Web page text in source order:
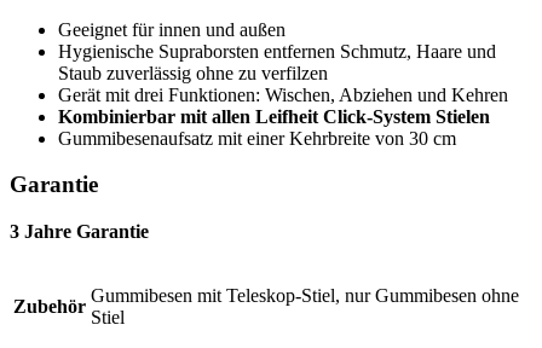
Geeignet für innen und außen
Hygienische Supraborsten entfernen Schmutz, Haare und
Staub zuverlässig ohne zu verfilzen
Gerät mit drei Funktionen: Wischen, Abziehen und Kehren
Kombinierbar mit allen Leifheit Click-System Stielen
Gummibesenaufsatz mit einer Kehrbreite von 30 cm
Garantie
3 Jahre Garantie
Zubehör
Gummibesen mit Teleskop-Stiel, nur Gummibesen ohne
Stiel